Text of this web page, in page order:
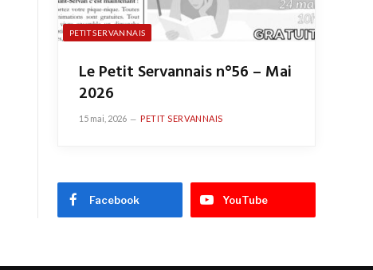
PETIT SERVANNAIS
Le Petit Servannais n°56 – Mai
2026
15 mai, 2026 PETIT SERVANNAIS
Facebook YouTube